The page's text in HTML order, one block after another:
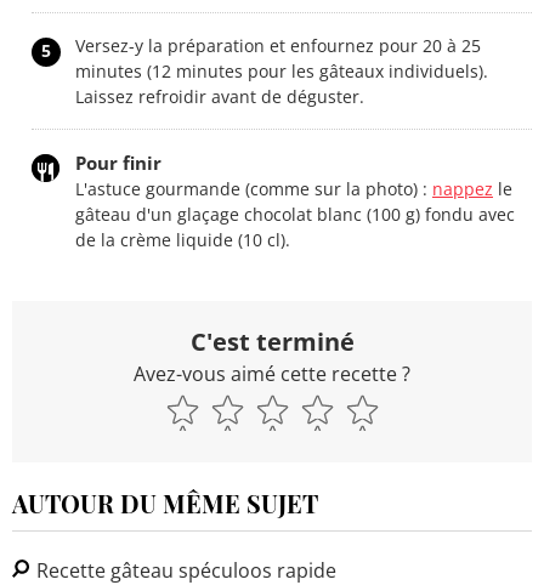
5
Versez-y la préparation et enfournez pour 20 à 25
minutes (12 minutes pour les gâteaux individuels).
Laissez refroidir avant de déguster.
Pour finir
L'astuce gourmande (comme sur la photo) : nappez le
gâteau d'un glaçage chocolat blanc (100 g) fondu avec
de la crème liquide (10 cl).
C'est terminé
Avez-vous aimé cette recette ?
AUTOUR DU MÊME SUJET
Recette gâteau spéculoos rapide